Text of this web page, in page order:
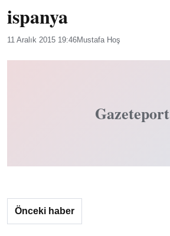
ispanya
11 Aralık 2015 19:46Mustafa Hoş
Gazeteport
Önceki haber